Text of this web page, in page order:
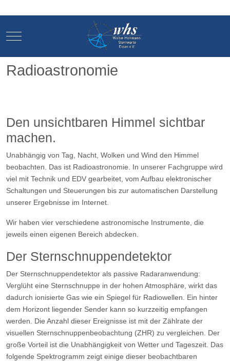
Mobile Menu Toggle
Radioastronomie
Den unsichtbaren Himmel sichtbar
machen.
Unabhängig von Tag, Nacht, Wolken und Wind den Himmel
beobachten. Das ist Radioastronomie. In unserer Fachgruppe wird
viel mit Technik und EDV gearbeitet, vom Aufbau elektronischer
Schaltungen und Steuerungen bis zur automatischen Darstellung
unserer Ergebnisse im Internet.
Wir haben vier verschiedene astronomische Instrumente, die
jeweils einen eigenen Bereich abdecken.
Der Sternschnuppendetektor
Der Sternschnuppendetektor als passive Radaranwendung:
Verglüht eine Sternschnuppe in der hohen Atmosphäre, wirkt das
dadurch ionisierte Gas wie ein Spiegel für Radiowellen. Ein hinter
dem Horizont liegender Sender kann so kurzzeitig empfangen
werden. Die Anzahl dieser Ereignisse ist mit der Zählrate der
visuellen Sternschnuppenbeobachtung (ZHR) zu vergleichen. Der
große Vorteil ist die Unabhängigkeit von Wetter und Tageszeit. Das
folgende Spektrogramm zeigt einige dieser beobachtbaren